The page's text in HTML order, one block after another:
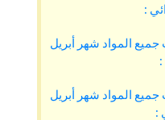
جميع المواد شهر أبريل
جميع المواد شهر أبريل